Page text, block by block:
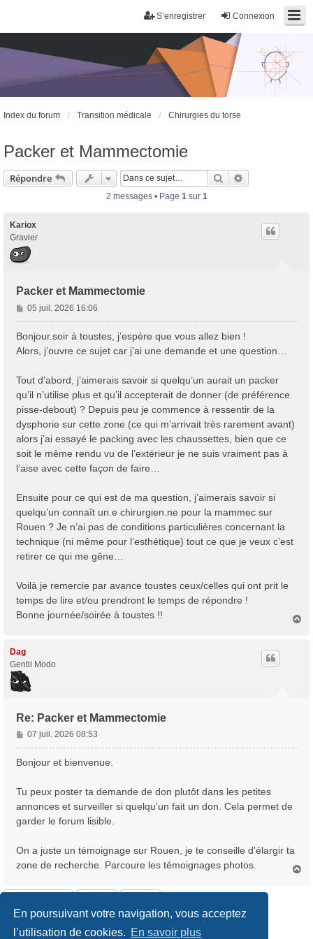
En poursuivant votre navigation, vous acceptez
l’utilisation de cookies. En savoir plus
Connexion
S’enregistrer
Trans District
Index du forum Transition médicale Chirurgies du torse
Packer et Mammectomie
Répondre Rechercher
2 messages • Page 1sur 1
Kariox
Gravier
Packer et Mammectomie
M
e
a
e
05 juil. 2026 16:06
Bonjour.soir à toustes, j’espère que vous allez bien !
Alors, j’ouvre ce sujet car j’ai une demande et une question…
Tout d’abord, j’aimerais savoir si quelqu’un aurait un packer
qu’il n’utilise plus et qu’il accepterait de donner (de préférence
pisse-debout) ? Depuis peu je commence à ressentir de la
dysphorie sur cette zone (ce qui m’arrivait très rarement avant)
alors j’ai essayé le packing avec les chaussettes, bien que ce
soit le même rendu vu de l’extérieur je ne suis vraiment pas à
l’aise avec cette façon de faire…
Ensuite pour ce qui est de ma question, j’aimerais savoir si
quelqu’un connaît un.e chirurgien.ne pour la mammec sur
Rouen ? Je n’ai pas de conditions particulières concernant la
technique (ni même pour l’esthétique) tout ce que je veux c’est
retirer ce qui me gêne…
Voilà je remercie par avance toustes ceux/celles qui ont prit le
temps de lire et/ou prendront le temps de répondre !
Bonne journée/soirée à toustes !!
Dag
Gentil Modo
Re: Packer et Mammectomie
M
e
s
g
e
07 juil. 2026 08:53
Bonjour et bienvenue.
Tu peux poster ta demande de don plutôt dans les petites
annonces et surveiller si quelqu'un fait un don. Cela permet de
garder le forum lisible.
On a juste un témoignage sur Rouen, je te conseille d'élargir ta
zone de recherche. Parcoure les témoignages photos.
2 messages • Page1sur1